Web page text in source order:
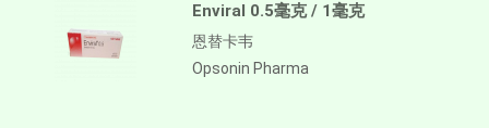
Enviral 0.5毫克 / 1毫克
恩替卡韦
Opsonin Pharma